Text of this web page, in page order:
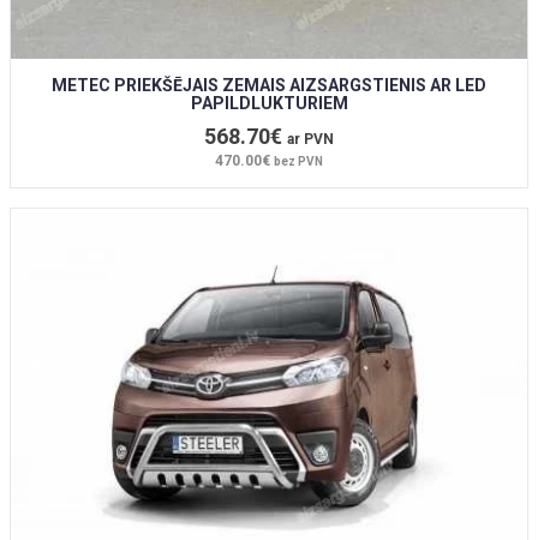
METEC PRIEKŠĒJAIS ZEMAIS AIZSARGSTIENIS AR LED
PAPILDLUKTURIEM
568.70€ ar PVN
470.00€ bez PVN